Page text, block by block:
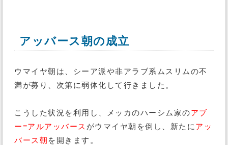
アッバース朝の成立
ウマイヤ朝は、シーア派や非アラブ系ムスリムの不
満が募り、次第に弱体化して行きました。
こうした状況を利用し、メッカのハーシム家のアブ
ー=アルアッバース がウマイヤ朝を倒し、新たに アッ
バース朝 を開きます。